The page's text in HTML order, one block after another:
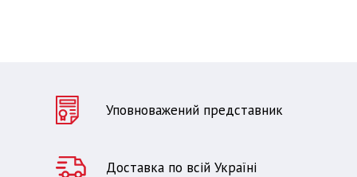
Уповноважений представник
Доставка по всій Україні